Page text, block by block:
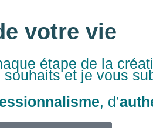
votre vie
étape de la
et je vous
, d’